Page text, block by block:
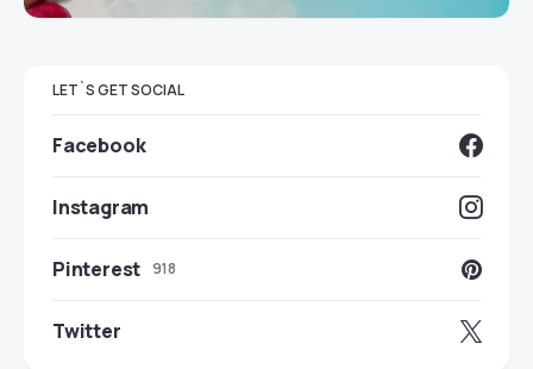
LET`S GET SOCIAL
Facebook
Instagram
Pinterest 918
Twitter